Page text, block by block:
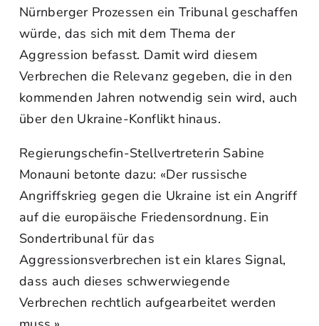
Nürnberger Prozessen ein Tribunal geschaffen
würde, das sich mit dem Thema der
Aggression befasst. Damit wird diesem
Verbrechen die Relevanz gegeben, die in den
kommenden Jahren notwendig sein wird, auch
über den Ukraine-Konflikt hinaus.
Regierungschefin-Stellvertreterin Sabine
Monauni betonte dazu: «Der russische
Angriffskrieg gegen die Ukraine ist ein Angriff
auf die europäische Friedensordnung. Ein
Sondertribunal für das
Aggressionsverbrechen ist ein klares Signal,
dass auch dieses schwerwiegende
Verbrechen rechtlich aufgearbeitet werden